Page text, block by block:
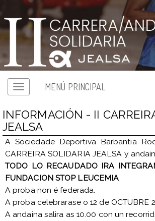
MENÚ PRINCIPAL
INFORMACIÓN - II
JEALSA
A Sociedade Deportiva Barbantia
CARREIRA SOLIDARIA JEALSA y
TODO LO RECAUDADO IRA
FUNDACION STOP LEUCEMIA
A proba non é federada.
A proba celebrarase o 12 de OCTUBRE
A andaina salira as 10.00 con un